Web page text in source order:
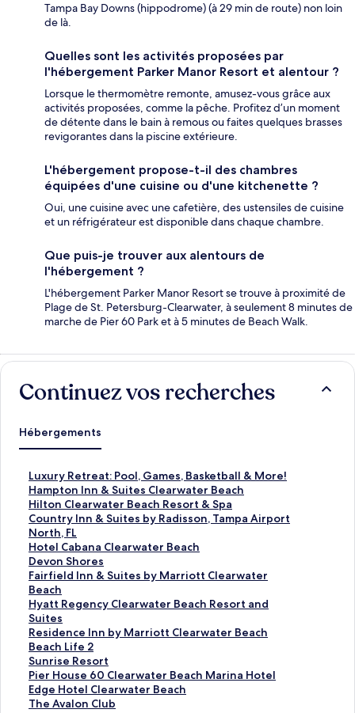
Tampa Bay Downs (hippodrome) (à 29 min de route) non loin
de là.
Quelles sont les activités proposées par
l'hébergement Parker Manor Resort et alentour ?
Lorsque le thermomètre remonte, amusez-vous grâce aux
activités proposées, comme la pêche. Profitez d’un moment
de détente dans le bain à remous ou faites quelques brasses
revigorantes dans la piscine extérieure.
L'hébergement propose-t-il des chambres
équipées d'une cuisine ou d'une kitchenette ?
Oui, une cuisine avec une cafetière, des ustensiles de cuisine
et un réfrigérateur est disponible dans chaque chambre.
Que puis-je trouver aux alentours de
l'hébergement ?
L'hébergement Parker Manor Resort se trouve à proximité de
Plage de St. Petersburg-Clearwater, à seulement 8 minutes de
marche de Pier 60 Park et à 5 minutes de Beach Walk.
Continuez vos recherches
Hébergements
Luxury Retreat: Pool, Games, Basketball & More!
L
i
e
n
o
u
v
r
a
n
t
l
a
p
a
g
e
Hampton Inn & Suites Clearwater Beach
L
i
e
n
o
u
v
r
a
n
t
l
a
p
a
g
Hilton Clearwater Beach Resort & Spa
L
i
e
n
o
u
v
r
a
n
t
l
a
p
a
Country Inn & Suites by Radisson, Tampa Airport
North, FL
L
i
e
n
o
u
v
r
a
n
t
l
a
p
Hotel Cabana Clearwater Beach
L
i
e
n
o
u
v
r
a
n
t
l
Devon Shores
L
i
e
n
o
u
v
r
a
n
t
Fairfield Inn & Suites by Marriott Clearwater
Beach
L
i
e
n
o
u
v
r
a
n
Hyatt Regency Clearwater Beach Resort and
Suites
L
i
e
n
o
u
v
r
Residence Inn by Marriott Clearwater Beach
L
i
e
n
o
u
Beach Life 2
L
i
e
n
o
Sunrise Resort
L
i
e
n
Pier House 60 Clearwater Beach Marina Hotel
L
i
e
Edge Hotel Clearwater Beach
L
iThe Avalon Club
L